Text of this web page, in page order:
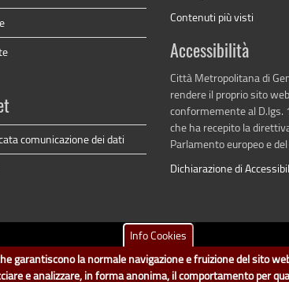
comunicazione dei dati
Contenuti più visti
Accessibilità
Città Metropolitana di
rendere il proprio sito
conformemente al
che ha recepito la
Parlamento europeo e
Dichiarazione di
è il progetto "Open Data" dellaCittà
del Servizio Sistemi Informativi. Ogni Direzione è
Info Cookies
garantiscono la normale navigazione e fruizione del sito
e analizzare, in forma anonima, il comportamento per